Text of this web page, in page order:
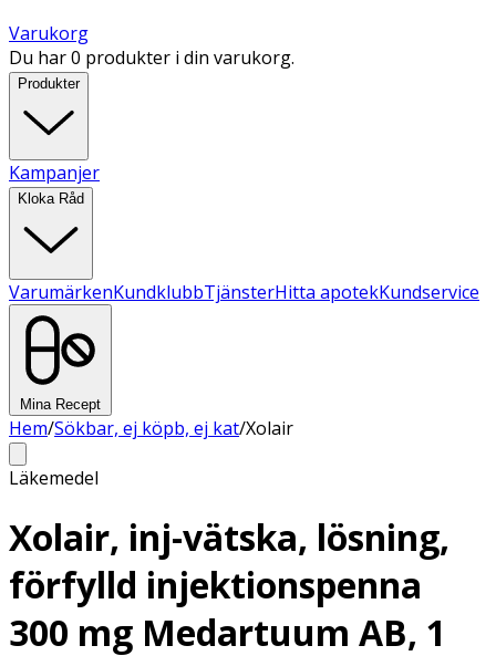
Varukorg
Du har 0 produkter i din varukorg.
Produkter
Kampanjer
Kloka Råd
VarumärkenKundklubbTjänsterHitta apotekKundservice
Mina Recept
Hem/Sökbar, ej köpb, ej kat/Xolair
Läkemedel
Xolair, inj-vätska, lösning,
förfylld injektionspenna
300 mg Medartuum AB, 1